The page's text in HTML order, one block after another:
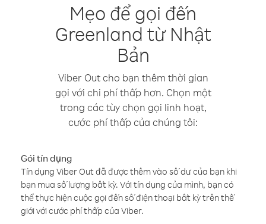
Mẹo để gọi đến
Greenland từ Nhật
Bản
Viber Out cho bạn thêm thời gian
gọi với chi phí thấp hơn. Chọn một
trong các tùy chọn gọi linh hoạt,
cước phí thấp của chúng tôi:
Gói tín dụng
Tín dụng Viber Out đã được thêm vào số dư của bạn khi
bạn mua số lượng bất kỳ. Với tín dụng của mình, bạn có
thể thực hiện cuộc gọi đến số điện thoại bất kỳ trên thế
giới với cước phí thấp của Viber.